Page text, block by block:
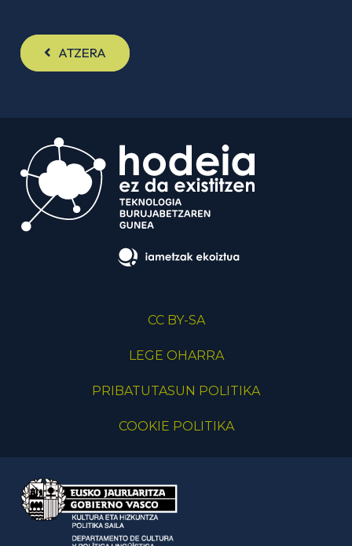
ATZERA
CC BY-SA
LEGE OHARRA
PRIBATUTASUN POLITIKA
COOKIE POLITIKA